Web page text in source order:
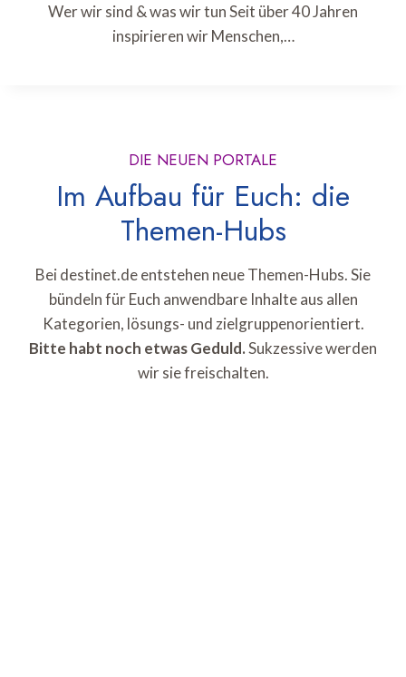
Wer wir sind & was wir tun Seit über 40 Jahren
inspirieren wir Menschen,…
DIE NEUEN PORTALE
Im Aufbau für Euch: die
Themen-Hubs
Bei destinet.de entstehen neue Themen-Hubs. Sie
bündeln für Euch anwendbare Inhalte aus allen
Kategorien, lösungs- und zielgruppenorientiert.
Bitte habt noch etwas Geduld.Sukzessive werden
wir sie freischalten.